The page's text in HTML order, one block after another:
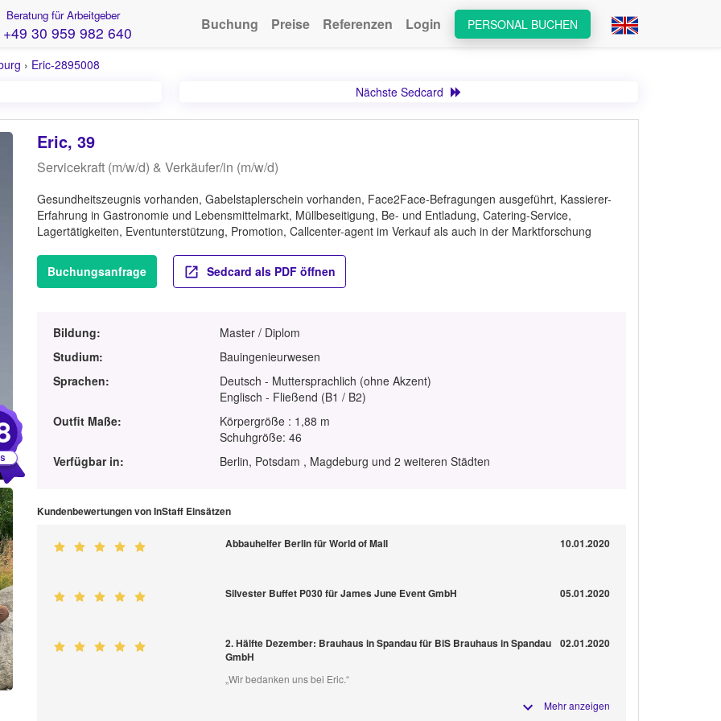
Beratung für Arbeitgeber
+49 30 959 982 640 PERSONAL BUCHEN
Buchung Preise Referenzen Login
› Eric-2895008
Nächste Sedcard
Eric, 39
Servicekraft (m/w/d) & Verkäufer/in (m/w/d)
Gesundheitszeugnis vorhanden, Gabelstaplerschein vorhanden, Face2Face-Befragungen ausgeführt, Kassierer-
Erfahrung in Gastronomie und Lebensmittelmarkt, Müllbeseitigung, Be- und Entladung, Catering-Service,
Lagertätigkeiten, Eventunterstützung, Promotion, Callcenter-agent im Verkauf als auch in der Marktforschung
Buchungsanfrage Sedcard als PDF öffnen
Bildung:
Master / Diplom
Studium:
Bauingenieurwesen
Sprachen:
Deutsch - Muttersprachlich (ohne Akzent)
Englisch - Fließend (B1 / B2)
Outfit Maße:
Körpergröße : 1,88 m
Schuhgröße: 46
Verfügbar in:
Berlin, Potsdam , Magdeburg und 2 weiteren Städten
Kundenbewertungen von InStaff Einsätzen
Abbauhelfer Berlin für World of Mall 10.01.2020
Silvester Buffet P030 für James June Event GmbH 05.01.2020
2. Hälfte Dezember: Brauhaus in Spandau für BiS Brauhaus in Spandau
GmbH
02.01.2020
„Wir bedanken uns bei Eric.“
Mehr anzeigen